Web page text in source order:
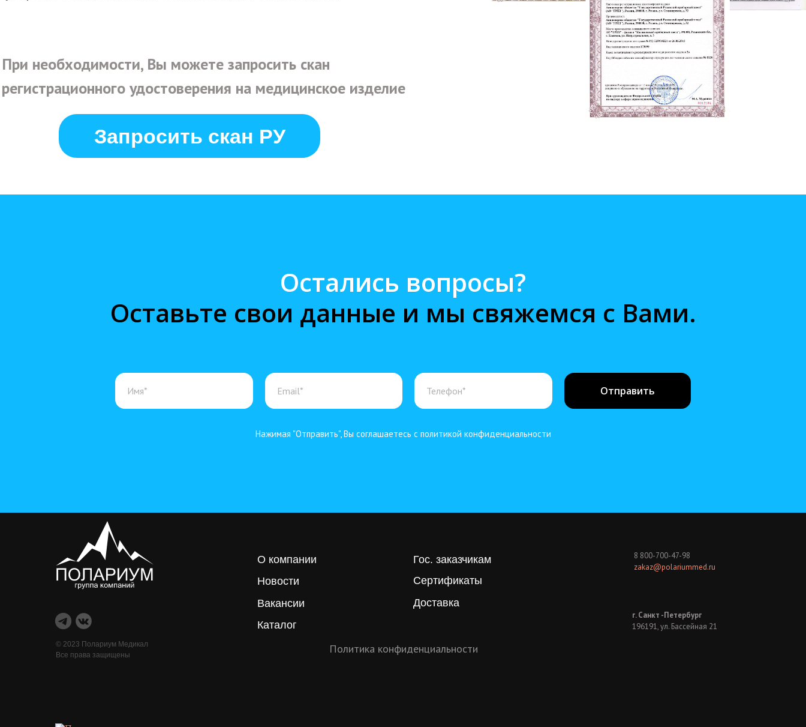
При необходимости, Вы можете запросить скан
регистрационного удостоверения на медицинское изделие
Запросить скан РУ
Остались вопросы?
Оставьте свои данные и мы свяжемся с Вами.
Отправить
Нажимая "Отправить", Вы соглашаетесь с политикой конфиденциальности
О компании
© 2023 Полариум Медикал
Все права защищены
Новости
Вакансии
Каталог
Гос. заказчикам
Сертификаты
Доставка
8 800-700-47-98
zakaz@polariummed.ru
г. Санкт -Петербург
196191, ул. Бассейная 21
Политика конфиденциальности